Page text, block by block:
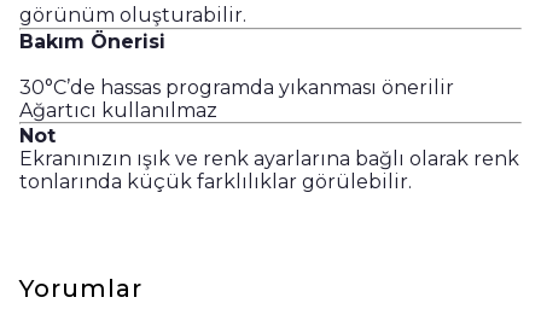
görünüm oluşturabilir.
Bakım Önerisi
30°C’de hassas programda yıkanması önerilir
Ağartıcı kullanılmaz
Not
Ekranınızın ışık ve renk ayarlarına bağlı olarak renk
tonlarında küçük farklılıklar görülebilir.
Yorumlar